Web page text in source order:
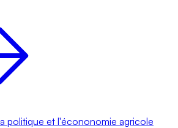
politique et l'écononomie agricole